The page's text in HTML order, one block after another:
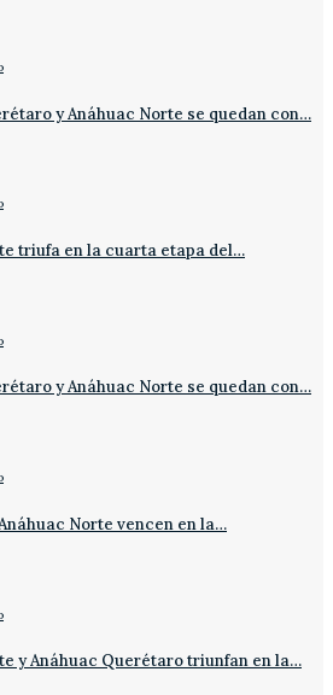
y Anáhuac Norte se quedan con…
triufa en la cuarta etapa del…
y Anáhuac Norte se quedan con…
Norte vencen en la…
y Anáhuac Querétaro triunfan en la…